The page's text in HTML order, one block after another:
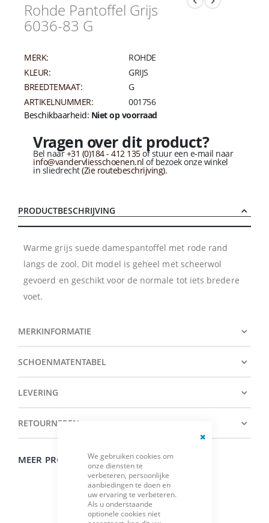
We gebruiken cookies om
onze diensten te
verbeteren, persoonlijke
aanbiedingen te doen en
uw ervaring te verbeteren.
Als u onderstaande
optionele cookies niet
Rohde Pantoffel Grijs
6036-83 G
MERK:
ROHDE
KLEUR:
GRIJS
BREEDTEMAAT:
G
ARTIKELNUMMER:
001756
Beschikbaarheid: Niet op voorraad
Vragen over dit product?
Bel naar+31 (0)184 - 412 135of stuur een e-mail naar
info@vandervliesschoenen.nl of bezoek onze winkel
in sliedrecht(Zie routebeschrijving).
PRODUCTBESCHRIJVING
Warme grijs suede damespantoffel met rode rand
langs de zool. Dit model is geheel met scheerwol
gevoerd en geschikt voor de normale tot iets bredere
voet.
MERKINFORMATIE
SCHOENMATENTABEL
LEVERING
RETOURNEREN
MEER PRODUCTEN VAN HET MERK ROHDE